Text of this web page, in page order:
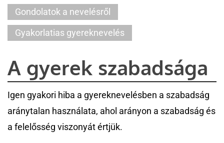
Gondolatok a nevelésről
Gyakorlatias gyereknevelés
A gyerek szabadsága
Igen gyakori hiba a gyereknevelésben a szabadság
aránytalan használata, ahol arányon a szabadság és
a felelősség viszonyát értjük.